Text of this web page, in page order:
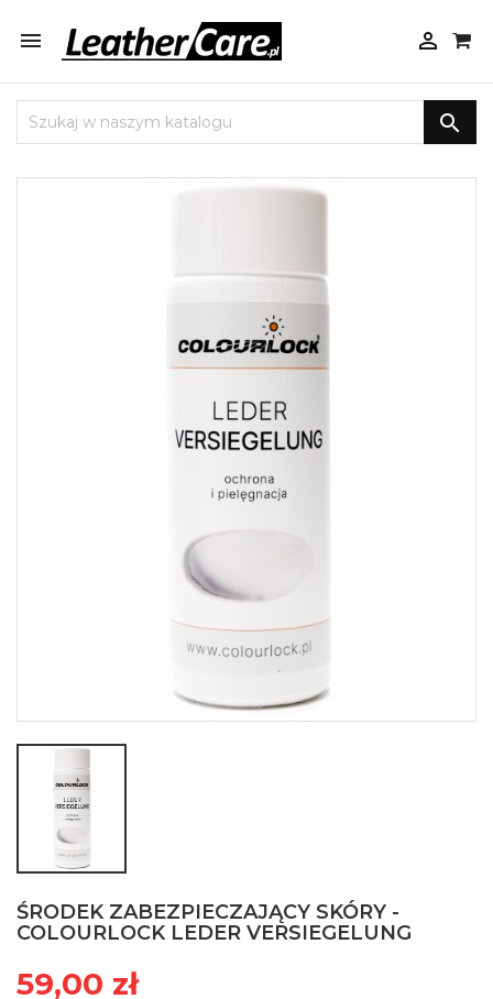
 

ŚRODEK ZABEZPIECZAJĄCY SKÓRY -
COLOURLOCK LEDER VERSIEGELUNG
59,00 zł